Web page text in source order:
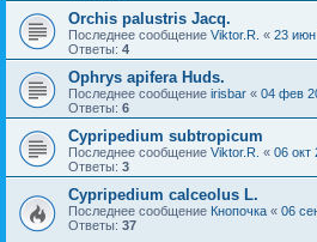
Orchis palustris Jacq.
Последнее сообщение Viktor.R. « 23 июн
Ответы: 4
Ophrys apifera Huds.
Последнее сообщение irisbar « 04 фев
Ответы: 6
Cypripedium subtropicum
Последнее сообщение Viktor.R. « 06 окт
Ответы: 3
Cypripedium calceolus L.
Последнее сообщение Кнопочка « 06
Ответы: 37